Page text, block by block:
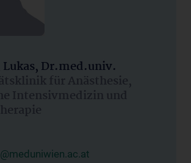
Dr.med.univ.
für Anästhesie,
Intensivmedizin und